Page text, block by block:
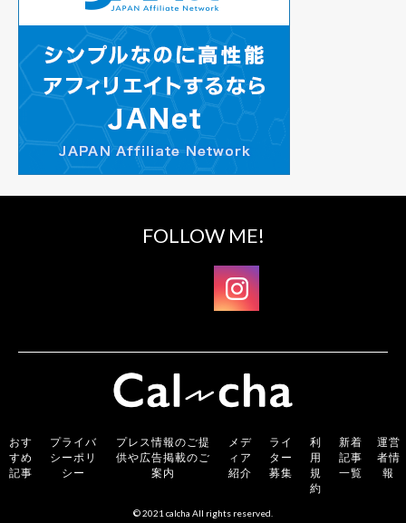
FOLLOW ME!
おす
すめ
記事
プライバ
シーポリ
シー
プレス情報のご提
供や広告掲載のご
案内
メデ
ィア
紹介
ライ
ター
募集
利
用
規
約
新着
記事
一覧
運営
者情
報
© 2021 calcha All rights reserved.